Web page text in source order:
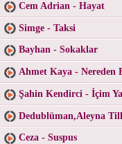
Cem Adrian - Hayat
Simge - Taksi
Bayhan - Sokaklar
Ahmet Kaya - Nereden
Şahin Kendirci - İçim
Dedublüman,Aleyna
Ceza - Suspus